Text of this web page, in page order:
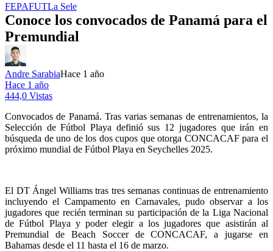
FEPAFUTLa Sele
Conoce los convocados de Panamá para el
Premundial
Andre SarabiaHace 1 año
Hace 1 año
444,0 Vistas
Convocados de Panamá. Tras varias semanas de entrenamientos, la
Selección de Fútbol Playa definió sus 12 jugadores que irán en
búsqueda de uno de los dos cupos que otorga CONCACAF para el
próximo mundial de Fútbol Playa en Seychelles 2025.
El DT Ángel Williams tras tres semanas continuas de entrenamiento
incluyendo el Campamento en Carnavales, pudo observar a los
jugadores que recién terminan su participación de la Liga Nacional
de Fútbol Playa y poder elegir a los jugadores que asistirán al
Premundial de Beach Soccer de CONCACAF, a jugarse en
Bahamas desde el 11 hasta el 16 de marzo.